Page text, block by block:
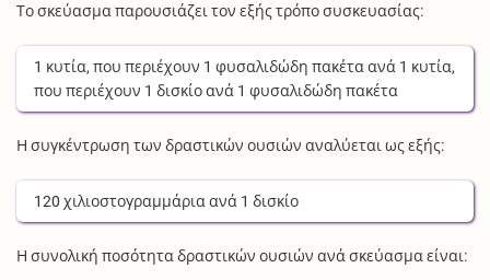
Το σκεύασμα παρουσιάζει τον εξής τρόπο συσκευασίας:
1 κυτία, που περιέχουν 1 φυσαλιδώδη πακέτα ανά 1 κυτία,
που περιέχουν 1 δισκίοανά 1 φυσαλιδώδη πακέτα
Η συγκέντρωση των δραστικών ουσιών αναλύεται ως εξής:
120 χιλιοστογραμμάρια ανά 1 δισκίο
Η συνολική ποσότητα δραστικών ουσιών ανά σκεύασμα είναι: